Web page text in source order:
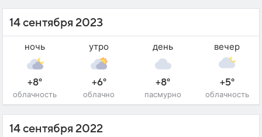
14 сентября 2023
ночь
+8°
облачность
утро
+6°
облачно
день
+8°
пасмурно
вечер
+5°
облачность
14 сентября 2022